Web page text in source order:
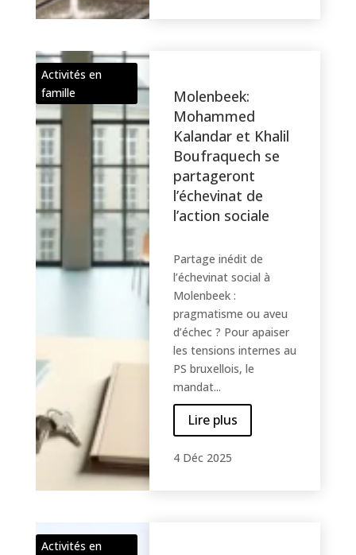
Activités en
famille
Molenbeek:
Mohammed
Kalandar et Khalil
Boufraquech se
partageront
l’échevinat de
l’action sociale
Partage inédit de
l’échevinat social à
Molenbeek :
pragmatisme ou aveu
d’échec ? Pour apaiser
les tensions internes au
PS bruxellois, le
mandat...
Lire plus
4 Déc 2025
Activités en